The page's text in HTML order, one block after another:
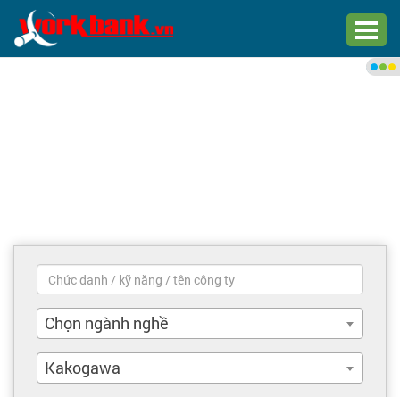
Việc làm mới nhất
Tìm việc làm
Chọn ngành nghề
Kakogawa